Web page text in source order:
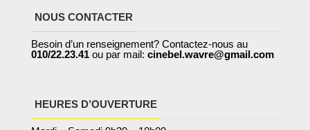
NOUS CONTACTER
Besoin d’un renseignement? Contactez-nous au
010/22.23.41 ou par mail: cinebel.wavre@gmail.com
HEURES D’OUVERTURE